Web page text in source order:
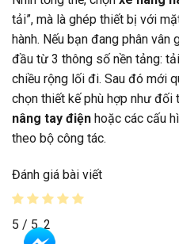
tải”, mà là ghép thiết bị với
hành. Nếu bạn đang phân vân
đầu từ 3 thông số nền tảng:
chiều rộng lối đi. Sau đó mới
chọn thiết kế phù hợp như đối
nâng tay điện hoặc các cấu
theo bộ công tác.
Đánh giá bài viết
5 / 5.2